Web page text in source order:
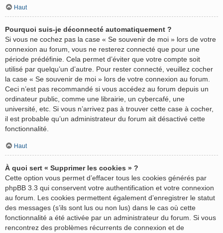
Haut
Pourquoi suis-je déconnecté automatiquement ?
Si vous ne cochez pas la case « Se souvenir de moi » lors de votre
connexion au forum, vous ne resterez connecté que pour une
période prédéfinie. Cela permet d’éviter que votre compte soit
utilisé par quelqu’un d’autre. Pour rester connecté, veuillez cocher
la case « Se souvenir de moi » lors de votre connexion au forum.
Ceci n’est pas recommandé si vous accédez au forum depuis un
ordinateur public, comme une librairie, un cybercafé, une
université, etc. Si vous n’arrivez pas à trouver cette case à cocher,
il est probable qu’un administrateur du forum ait désactivé cette
fonctionnalité.
Haut
À quoi sert « Supprimer les cookies » ?
Cette option vous permet d’effacer tous les cookies générés par
phpBB 3.3 qui conservent votre authentification et votre connexion
au forum. Les cookies permettent également d’enregistrer le statut
des messages (s’ils sont lus ou non lus) dans le cas où cette
fonctionnalité a été activée par un administrateur du forum. Si vous
rencontrez des problèmes récurrents de connexion et de